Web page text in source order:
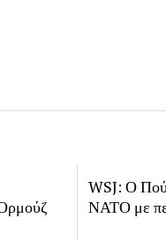
WSJ: Ο
ΝΑΤΟ με